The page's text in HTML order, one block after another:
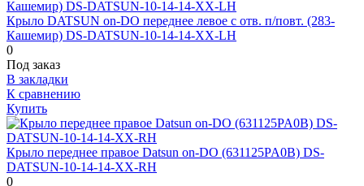
Крыло DATSUN on-DO переднее левое с отв. п/повт. (283-
Кашемир) DS-DATSUN-10-14-14-XX-LH
0
Под заказ
В закладки
К сравнению
Купить
Крыло переднее правое Datsun on-DO (631125PA0B) DS-
DATSUN-10-14-14-XX-RH
0